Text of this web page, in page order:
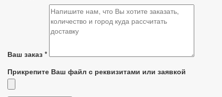
Ваш заказ *
Прикрепите Ваш файл с реквизитами или заявкой